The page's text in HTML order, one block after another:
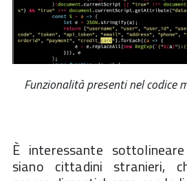
Funzionalità presenti nel codice
È interessante
siano cittadini stranieri,